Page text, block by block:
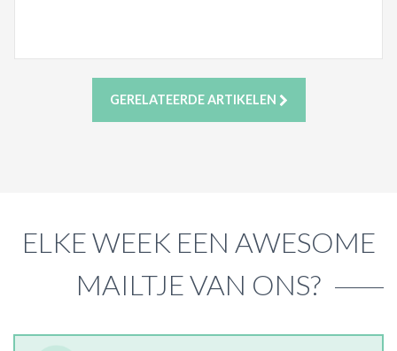
GERELATEERDE ARTIKELEN
ELKE WEEK EEN AWESOME
MAILTJE VAN ONS?